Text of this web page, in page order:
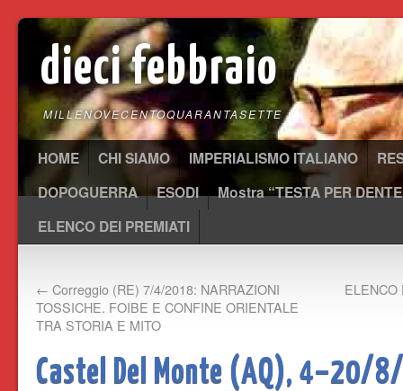
dieci febbraio
MILLENOVECENTOQUARANTASETTE
HOME CHI SIAMO IMPERIALISMO ITALIANO
DOPOGUERRA
ESODI
Mostra “TESTA PER
ELENCO DEI PREMIATI
← Correggio (RE) 7/4/2018: NARRAZIONI
TOSSICHE. FOIBE E CONFINE ORIENTALE
TRA STORIA E MITO
ELENCO
Castel Del Monte (AQ), 4–20/8/